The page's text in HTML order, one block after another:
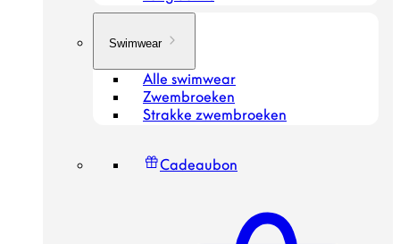
Swimwear
Alle swimwear
Zwembroeken
Strakke zwembroeken
Cadeaubon